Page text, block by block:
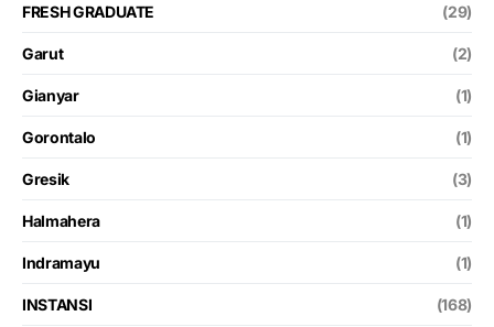
FRESH GRADUATE (29)
Garut (2)
Gianyar (1)
Gorontalo (1)
Gresik (3)
Halmahera (1)
Indramayu (1)
INSTANSI (168)